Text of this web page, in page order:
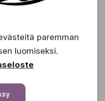
'Mortti'paremman
luomiseksi.